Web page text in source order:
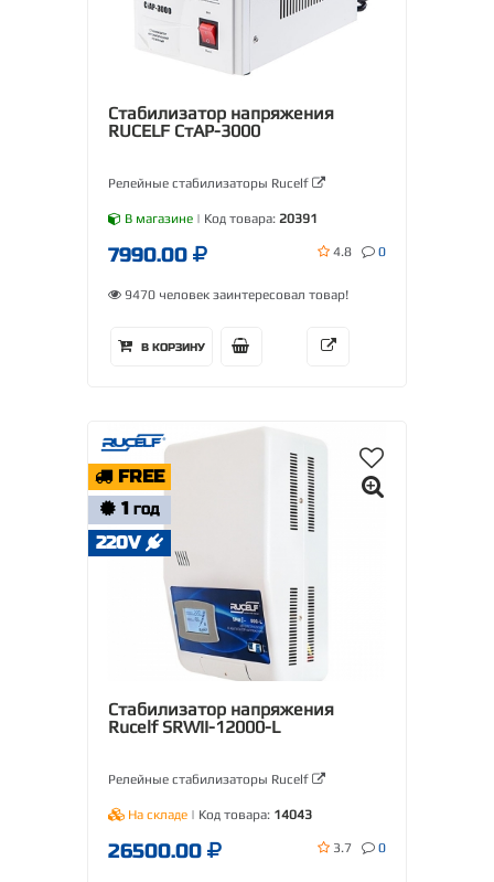
Стабилизатор напряжения
RUCELF СтАР-3000
Релейные стабилизаторы Rucelf
В магазине | Код товара: 20391
7990.00 4.8 0
9470 человек заинтересовал товар!
В КОРЗИНУ
FREE
1 ГОД
220V
Стабилизатор напряжения
Rucelf SRWII-12000-L
Релейные стабилизаторы Rucelf
На складе | Код товара: 14043
26500.00 3.7 0